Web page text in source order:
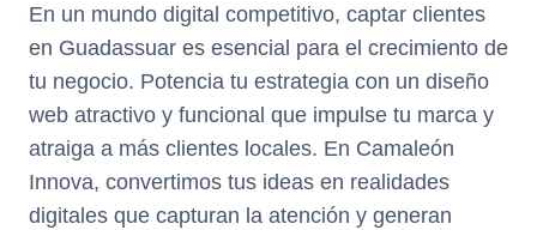
En un mundo digital competitivo, captar clientes
en Guadassuar es esencial para el crecimiento de
tu negocio. Potencia tu estrategia con un diseño
web atractivo y funcional que impulse tu marca y
atraiga a más clientes locales. En Camaleón
Innova, convertimos tus ideas en realidades
digitales que capturan la atención y generan